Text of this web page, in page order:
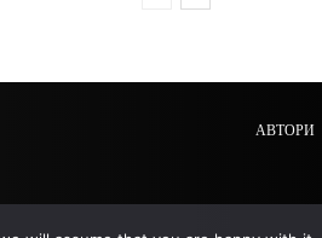
АВТОРИ